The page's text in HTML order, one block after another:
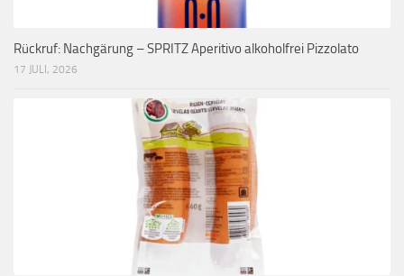
Rückruf: Nachgärung – SPRITZ Aperitivo alkoholfrei Pizzolato
17 JULI, 2026